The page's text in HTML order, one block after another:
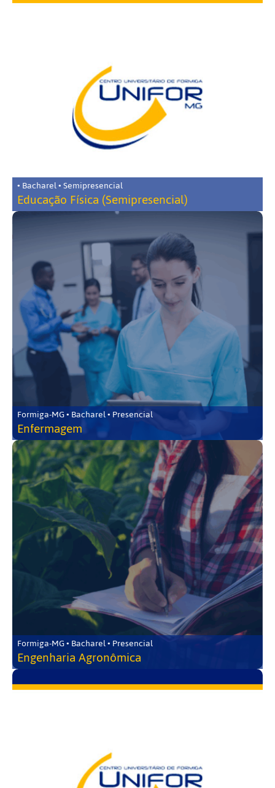
• Bacharel • Semipresencial
Educação Física (Semipresencial)
Formiga-MG • Bacharel • Presencial
Enfermagem
Formiga-MG • Bacharel • Presencial
Engenharia Agronômica